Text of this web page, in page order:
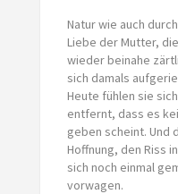
Natur wie auch
Liebe der Mutter,
wieder beinahe
sich damals
Heute fühlen sie
entfernt, dass es
geben scheint. Und
Hoffnung, den Riss
sich noch einmal
vorwagen.